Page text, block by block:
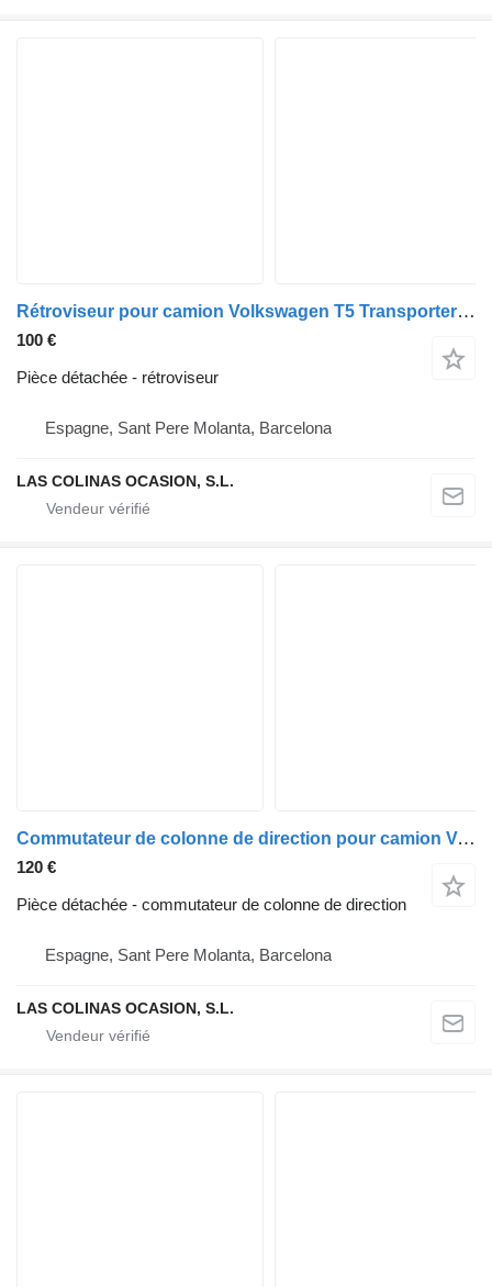
Rétroviseur pour camion Volkswagen T5 Transporter Furgón/Combi (7H)(04.2003->)
100 €
Pièce détachée - rétroviseur
Espagne, Sant Pere Molanta, Barcelona
LAS COLINAS OCASION, S.L.
Commutateur de colonne de direction pour camion Volkswagen T5 Transporter Furgón/Combi (7H)(04.2003->)
120 €
Pièce détachée - commutateur de colonne de direction
Espagne, Sant Pere Molanta, Barcelona
LAS COLINAS OCASION, S.L.